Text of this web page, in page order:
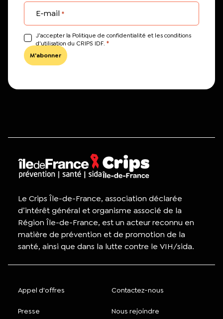
E-mail *
J’accepter la Politique de confidentialité et les conditions
d'utilisation du CRIPS IDF. *
Le Crips Île-de-France, association déclarée
d’intérêt général et organisme associé de la
Région Île-de-France, est un acteur reconnu en
matière de prévention et de promotion de la
santé, ainsi que dans la lutte contre le VIH/sida.
Appel d'offres Contactez-nous
Presse Nous rejoindre